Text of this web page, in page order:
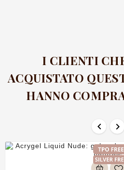
I CLIENTI
ACQUISTATO
HANNO
 